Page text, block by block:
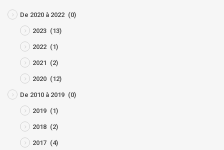
De 2020 à 2022 (0)
2023 (13)
2022 (1)
2021 (2)
2020 (12)
De 2010 à 2019 (0)
2019 (1)
2018 (2)
2017 (4)